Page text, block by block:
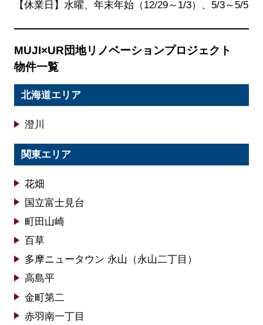
【休業日】水曜、年末年始（12/29～1/3）、5/3～5/5
MUJI×UR団地リノベーションプロジェクト
物件一覧
北海道エリア
澄川
関東エリア
花畑
国立富士見台
町田山崎
百草
多摩ニュータウン 永山（永山二丁目）
高島平
金町第二
赤羽南一丁目